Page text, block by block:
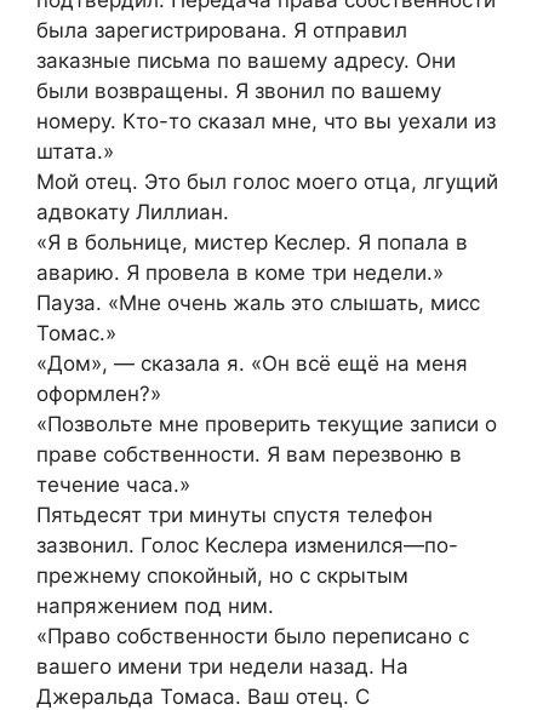
была зарегистрирована. Я отправил
заказные письма по вашему адресу. Они
были возвращены. Я звонил по вашему
номеру. Кто-то сказал мне, что вы уехали из
штата.»
Мой отец. Это был голос моего отца, лгущий
адвокату Лиллиан.
«Я в больнице, мистер Кеслер. Я попала в
аварию. Я провела в коме три недели.»
Пауза. «Мне очень жаль это слышать, мисс
Томас.»
«Дом», — сказала я. «Он всё ещё на меня
оформлен?»
«Позвольте мне проверить текущие записи о
праве собственности. Я вам перезвоню в
течение часа.»
Пятьдесят три минуты спустя телефон
зазвонил. Голос Кеслера изменился—по-
прежнему спокойный, но с скрытым
напряжением под ним.
«Право собственности было переписано с
вашего имени три недели назад. На
Джеральда Томаса. Ваш отец. С